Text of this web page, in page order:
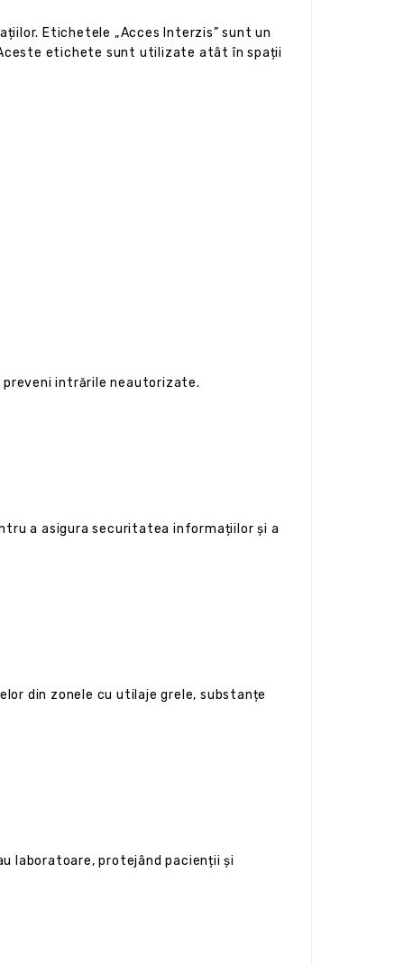
Etichetele „Acces Interzis” sunt un
etichete sunt utilizate atât în spații
intrările neautorizate.
a asigura securitatea informațiilor și a
din zonele cu utilaje grele, substanțe
laboratoare, protejând pacienții și